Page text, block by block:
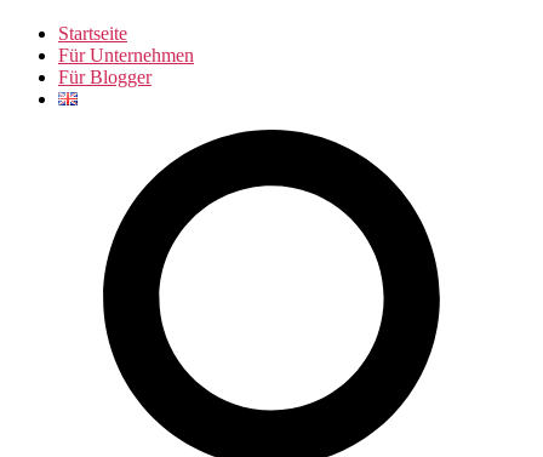
Startseite
Für Unternehmen
Für Blogger